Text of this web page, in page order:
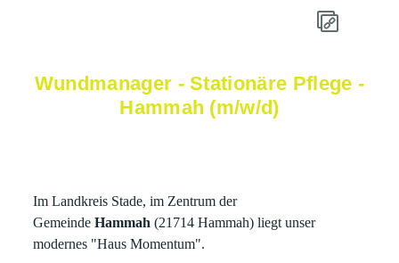
Wundmanager - Stationäre Pflege -
Hammah (m/w/d)
Im Landkreis Stade, im Zentrum der
Gemeinde Hammah(21714 Hammah) liegt unser
modernes "Haus Momentum".